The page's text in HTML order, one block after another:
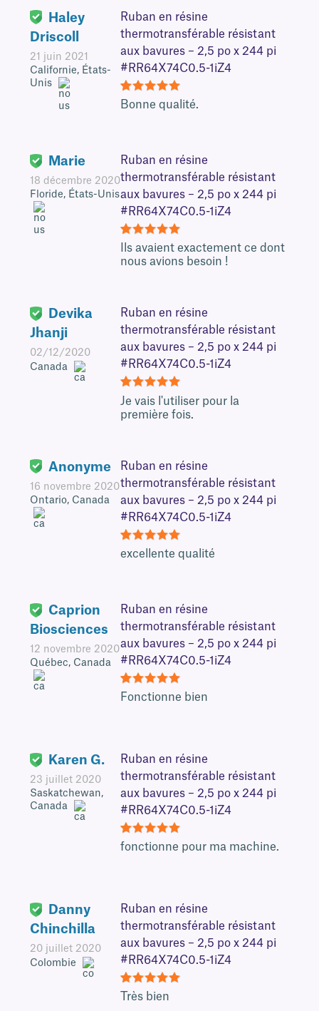
Haley
Driscoll
21 juin 2021
Californie, États-
Unis
Ruban en résine
thermotransférable résistant
aux bavures – 2,5 po x 244 pi
#RR64X74C0.5-1iZ4
5Bonne qualité.
Marie
18 décembre 2020
Floride, États-Unis
Ruban en résine
thermotransférable résistant
aux bavures – 2,5 po x 244 pi
#RR64X74C0.5-1iZ4
5Ils avaient exactement ce dont
nous avions besoin !
Devika
Jhanji
02/12/2020
Canada
Ruban en résine
thermotransférable résistant
aux bavures – 2,5 po x 244 pi
#RR64X74C0.5-1iZ4
5
Je vais l'utiliser pour la
première fois.
Anonyme
16 novembre 2020
Ontario, Canada
Ruban en résine
thermotransférable résistant
aux bavures – 2,5 po x 244 pi
#RR64X74C0.5-1iZ4
5
excellente qualité
Caprion
Biosciences
12 novembre 2020
Québec, Canada
Ruban en résine
thermotransférable résistant
aux bavures – 2,5 po x 244 pi
#RR64X74C0.5-1iZ4
5Fonctionne bien
Karen G.
23 juillet 2020
Saskatchewan,
Canada
Ruban en résine
thermotransférable résistant
aux bavures – 2,5 po x 244 pi
#RR64X74C0.5-1iZ4
5
fonctionne pour ma machine.
Danny
Chinchilla
20 juillet 2020
Colombie
Ruban en résine
thermotransférable résistant
aux bavures – 2,5 po x 244 pi
#RR64X74C0.5-1iZ4
5Très bien